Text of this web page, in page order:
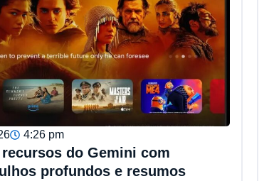
4:26 pm
do Gemini com
profundos e resumos